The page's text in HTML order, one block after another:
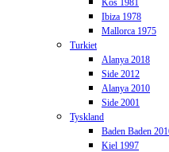
Kos 1981
Ibiza 1978
Mallorca 1975
Turkiet
Alanya 2018
Side 2012
Alanya 2010
Side 2001
Tyskland
Baden Baden
Kiel 1997